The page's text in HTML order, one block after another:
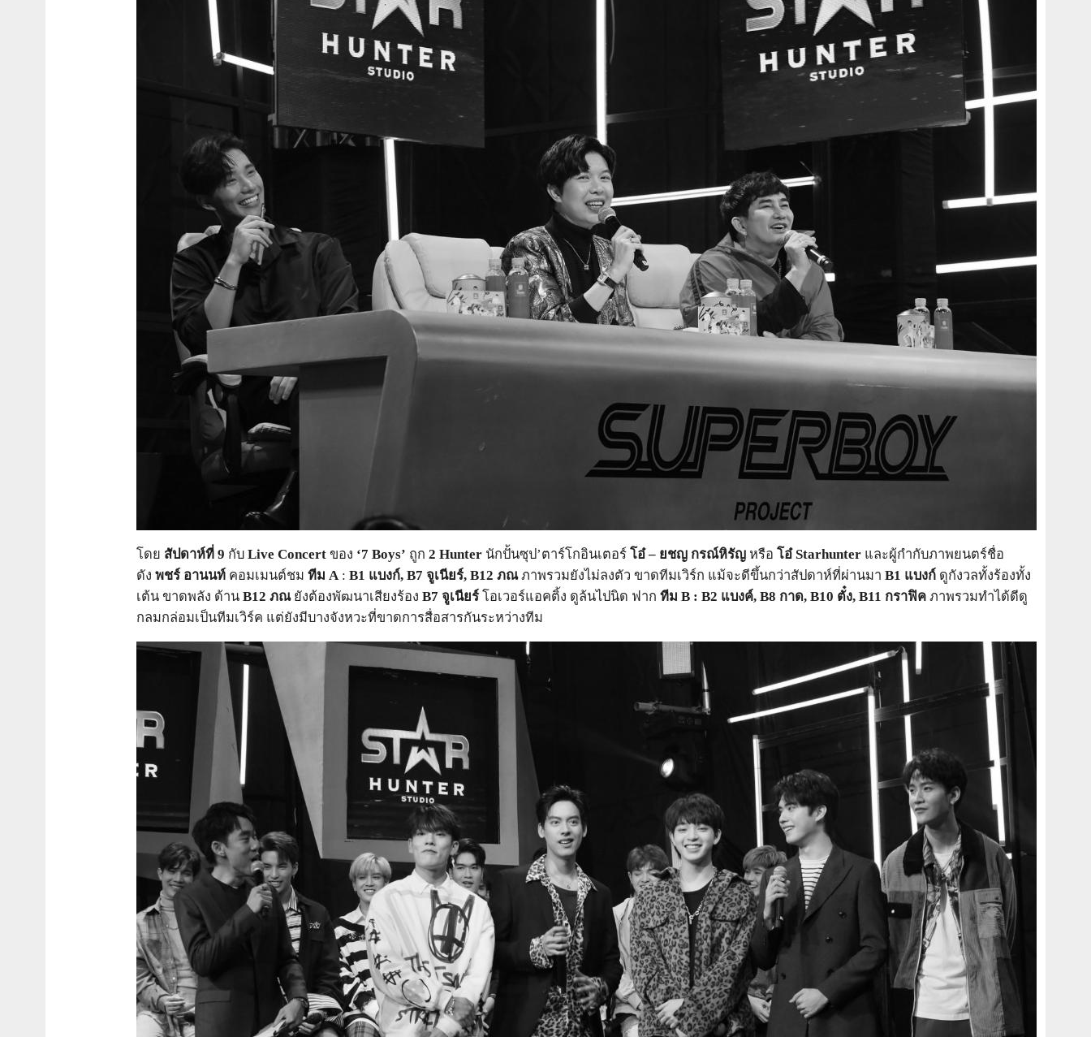
โดย สัปดาห์ที่ 9 กับ Live Concert ของ ‘7 Boys’ ถูก 2 Hunter นักปั้นซุป’ตาร์โกอินเตอร์ โอ๋ – ยชญ กรณ์หิรัญ หรือ โอ๋ Starhunter และผู้กำกับภาพยนตร์ชื่อ
ดัง พชร์ อานนท์ คอมเมนต์ชม ทีม A : B1 แบงก์, B7 จูเนียร์, B12 ภณภาพรวมยังไม่ลงตัว ขาดทีมเวิร์ก แม้จะดีขึ้นกว่าสัปดาห์ที่ผ่านมา B1 แบงก์ ดูกังวลทั้งร้องทั้ง
เต้น ขาดพลัง ด้าน B12 ภณ ยังต้องพัฒนาเสียงร้อง B7 จูเนียร์ โอเวอร์แอคติ้ง ดูล้นไปนิด ฟาก ทีม B : B2 แบงค์, B8 กาด, B10 ตั๋ง, B11 กราฟิค ภาพรวมทำได้ดีดู
กลมกล่อมเป็นทีมเวิร์ค แต่ยังมีบางจังหวะที่ขาดการสื่อสารกันระหว่างทีม